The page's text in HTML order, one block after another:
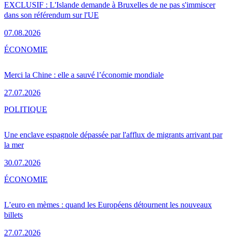
EXCLUSIF : L'Islande demande à Bruxelles de ne pas s'immiscer
dans son référendum sur l'UE
07.08.2026
Merci la Chine : elle a sauvé l’économie mondiale
27.07.2026
ÉCONOMIE
Une enclave espagnole dépassée par l'afflux de migrants arrivant par
la mer
30.07.2026
POLITIQUE
L’euro en mèmes : quand les Européens détournent les nouveaux
billets
27.07.2026
ÉCONOMIE